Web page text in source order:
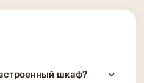
шкаф?